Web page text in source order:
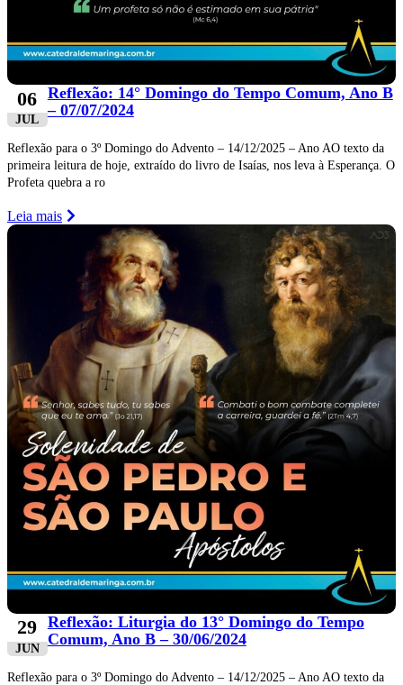
06
JUL
Reflexão: 14° Domingo do Tempo Comum, Ano B
– 07/07/2024
Reflexão para o 3º Domingo do Advento – 14/12/2025 – Ano AO texto da
primeira leitura de hoje, extraído do livro de Isaías, nos leva à Esperança. O
Profeta quebra a ro
Leia mais
29
JUN
Reflexão: Liturgia do 13° Domingo do Tempo
Comum, Ano B – 30/06/2024
Reflexão para o 3º Domingo do Advento – 14/12/2025 – Ano AO texto da